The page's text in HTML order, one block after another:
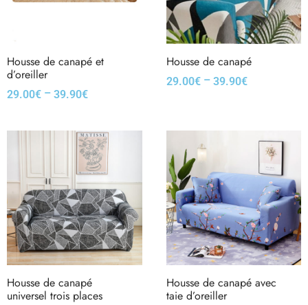
Housse de canapé et
d’oreiller
29.00€ – 39.90€
Housse de canapé
29.00€– 39.90€
Housse de canapé
universel trois places
Housse de canapé avec
taie d’oreiller